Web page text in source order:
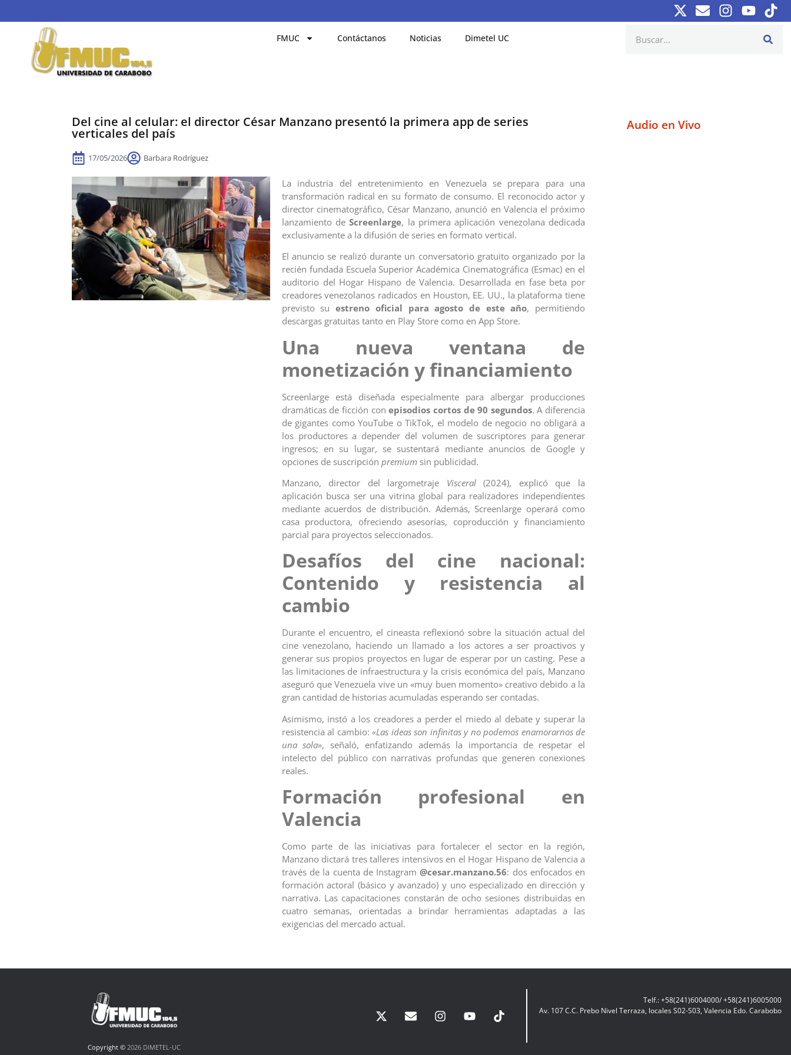
FMUC Contáctanos Noticias Dimetel UC
Del cine al celular: el director César Manzano presentó la primera app de series
verticales del país
17/05/2026 Barbara Rodríguez
La industria del entretenimiento en Venezuela se prepara para una
transformación radical en su formato de consumo. El reconocido actor y
director cinematográfico, César Manzano, anunció en Valencia el próximo
lanzamiento deScreenlarge, la primera aplicación venezolana dedicada
exclusivamente a la difusión de series en formato vertical.
El anuncio se realizó durante un conversatorio gratuito organizado por la
recién fundada Escuela Superior Académica Cinematográfica (Esmac) en el
auditorio del Hogar Hispano de Valencia. Desarrollada en fase beta por
creadores venezolanos radicados en Houston, EE. UU., la plataforma tiene
previsto suestreno oficial para agosto de este año, permitiendo
descargas gratuitas tanto en Play Store como en App Store.
Una nueva ventana de
monetización y financiamiento
Screenlarge está diseñada especialmente para albergar producciones
dramáticas de ficción conepisodios cortos de 90 segundos. A diferencia
de gigantes como YouTube o TikTok, el modelo de negocio no obligará a
los productores a depender del volumen de suscriptores para generar
ingresos; en su lugar, se sustentará mediante anuncios de Google y
opciones de suscripción premium sin publicidad.
Manzano, director del largometraje Visceral(2024), explicó que la
aplicación busca ser una vitrina global para realizadores independientes
mediante acuerdos de distribución. Además, Screenlarge operará como
casa productora, ofreciendo asesorías, coproducción y financiamiento
parcial para proyectos seleccionados.
Desafíos del cine nacional:
Contenido y resistencia al
cambio
Durante el encuentro, el cineasta reflexionó sobre la situación actual del
cine venezolano, haciendo un llamado a los actores a ser proactivos y
generar sus propios proyectos en lugar de esperar por un casting. Pese a
las limitaciones de infraestructura y la crisis económica del país, Manzano
aseguró que Venezuela vive un «muy buen momento» creativo debido a la
gran cantidad de historias acumuladas esperando ser contadas.
Asimismo, instó a los creadores a perder el miedo al debate y superar la
resistencia al cambio:«Las ideas son infinitas y no podemos enamorarnos de
una sola», señaló, enfatizando además la importancia de respetar el
intelecto del público con narrativas profundas que generen conexiones
reales.
Formación profesional en
Valencia
Como parte de las iniciativas para fortalecer el sector en la región,
Manzano dictará tres talleres intensivos en el Hogar Hispano de Valencia a
través de la cuenta de Instagram@cesar.manzano.56: dos enfocados en
formación actoral (básico y avanzado) y uno especializado en dirección y
narrativa. Las capacitaciones constarán de ocho sesiones distribuidas en
cuatro semanas, orientadas a brindar herramientas adaptadas a las
exigencias del mercado actual.
Audio en Vivo
Copyright ©2026 DIMETEL-UC
Telf.: +58(241)6004000/ +58(241)6005000
Av. 107 C.C. Prebo Nivel Terraza, locales S02-S03, Valencia Edo. Carabobo